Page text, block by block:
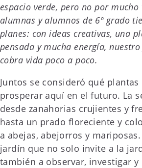
espacio verde, pero no por mucho
alumnas y alumnos de 6º grado
planes: con ideas creativas, una
pensada y mucha energía,
cobra vida poco a poco.
Juntos se consideró qué
prosperar aquí en el futuro. La
desde zanahorias crujientes y
hasta un prado floreciente y
a abejas, abejorros y
jardín que no solo invite a la
también a observar, investigar